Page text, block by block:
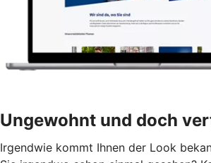
Ungewohnt und doch
Irgendwie kommt Ihnen der Look